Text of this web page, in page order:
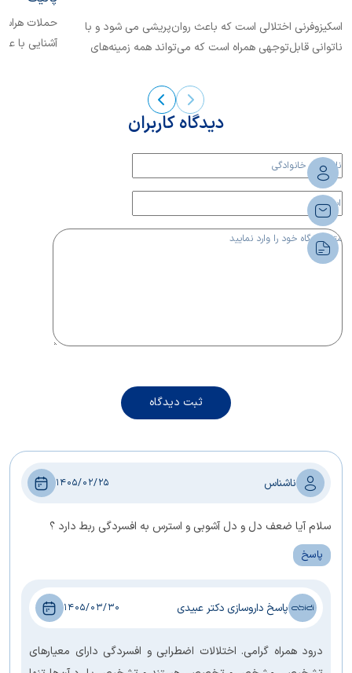
اسکیزوفرنی اختلالی است که باعث روان‌پریشی می شود و با
ناتوانی قابل‌توجهی همراه است که می‌تواند همه زمینه‌های
حملات هراس
آشنایی با
دیدگاه کاربران
ثبت دیدگاه
ناشناس 1405/02/25
سلام آیا ضعف دل و دل آشوبی و استرس به افسردگی ربط دارد ؟
پاسخ
پاسخ داروسازی دکتر عبیدی 1405/03/30
درود همراه گرامی. اختلالات اضطرابی و افسردگی دارای معیارهای